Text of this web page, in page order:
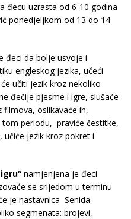
đecu uzrasta od 6-10 godina
ponedjeljkom od 13 do 14
đeci da bolje usvoje i
engleskog jezika, učeći
učiti jezik kroz nekoliko
đečije pjesme i igre, slušaće
oslikavaće ih,
periodu, praviće čestitke,
jezik kroz pokret i
namjenjena je đeci
se srijedom u terminu
je nastavnica Senida
segmenata: brojevi,